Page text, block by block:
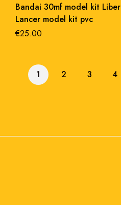
Bandai 30mf model kit Liber
Lancer model kit pvc
€25.00
1 2 3 4